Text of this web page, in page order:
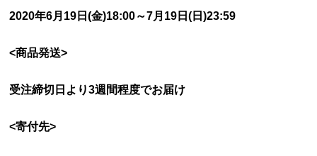
2020年6月19日(金)18:00～7月19日(日)23:59
<商品発送>
受注締切日より3週間程度でお届け
<寄付先>